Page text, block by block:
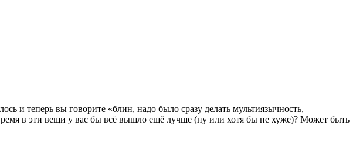
и теперь вы говорите «блин, надо было сразу делать мультиязычность,
в эти вещи у вас бы всё вышло ещё лучше (ну или хотя бы не хуже)? Может быть